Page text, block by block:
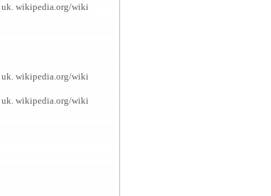
uk. wikipedia.org/wiki
uk. wikipedia.org/wiki
uk. wikipedia.org/wiki